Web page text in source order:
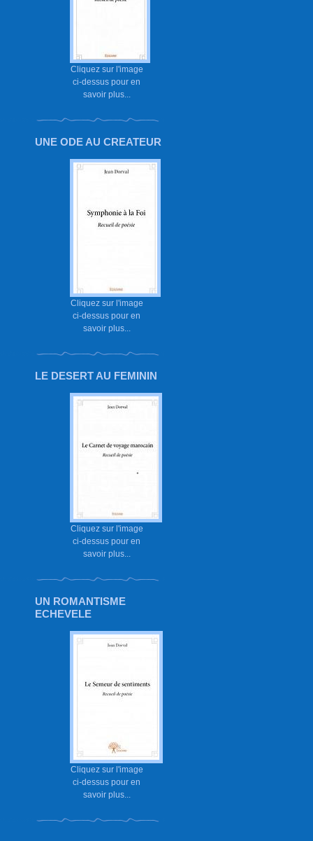
Cliquez sur l'image
ci-dessus pour en
savoir plus...
UNE ODE AU CREATEUR
Cliquez sur l'image
ci-dessus pour en
savoir plus...
LE DESERT AU FEMININ
Cliquez sur l'image
ci-dessus pour en
savoir plus...
UN ROMANTISME
ECHEVELE
Cliquez sur l'image
ci-dessus pour en
savoir plus...